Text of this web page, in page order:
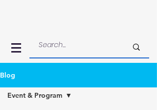
Blog
Event & Program